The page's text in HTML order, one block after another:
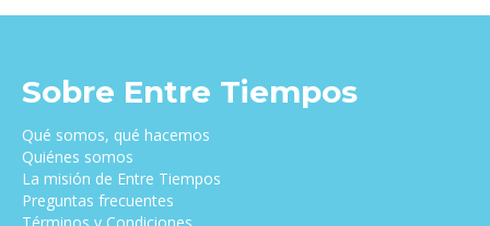
Sobre Entre Tiempos
Qué somos, qué hacemos
Quiénes somos
La misión de Entre Tiempos
Preguntas frecuentes